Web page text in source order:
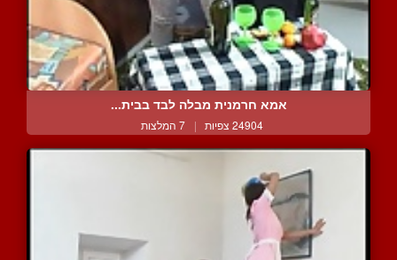
אמא חרמנית מבלה לבד בבית...
24904 צפיות | 7 המלצות